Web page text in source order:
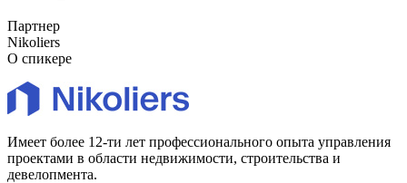
Партнер
Nikoliers
О спикере
Имеет более 12-ти лет профессионального опыта управления
проектами в области недвижимости, строительства и
девелопмента.